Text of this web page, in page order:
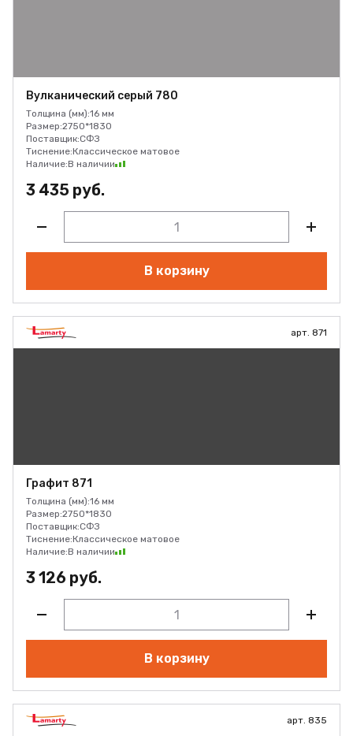
Вулканический серый 780
Толщина (мм):16 мм
Размер:2750*1830
Поставщик:СФЗ
Тиснение:Классическое матовое
Наличие:В наличии
3 435 руб.
В корзину
арт. 871
Графит 871
Толщина (мм):16 мм
Размер:2750*1830
Поставщик:СФЗ
Тиснение:Классическое матовое
Наличие:В наличии
3 126 руб.
В корзину
арт. 835